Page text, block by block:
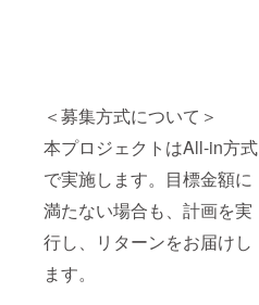
＜募集方式について＞
本プロジェクトはAll-in方式
で実施します。目標金額に
満たない場合も、計画を実
行し、リターンをお届けし
ます。